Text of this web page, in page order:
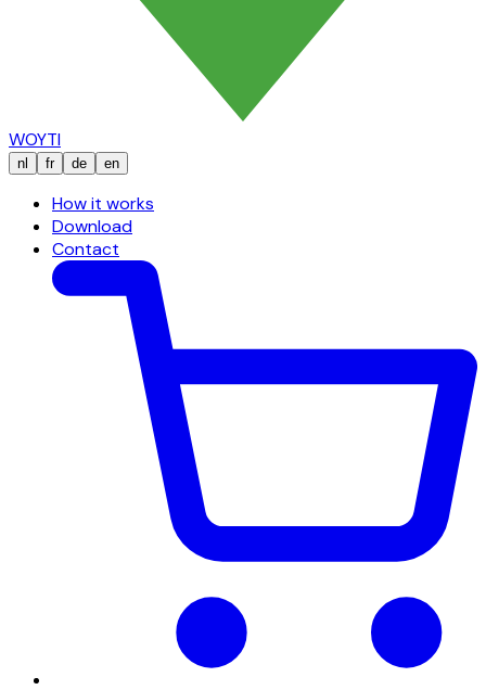
WOYTI
nl fr de en
How it works
Download
Contact